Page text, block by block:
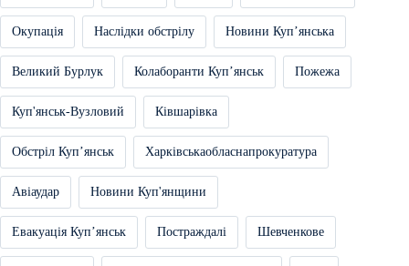
Окупація Наслідки обстрілу Новини Купʼянська
Великий Бурлук Колаборанти Купʼянськ Пожежа
Куп'янськ-Вузловий Ківшарівка
Обстріл Купʼянськ Харківськаобласнапрокуратура
Авіаудар Новини Куп'янщини
Евакуація Купʼянськ Постраждалі Шевченкове